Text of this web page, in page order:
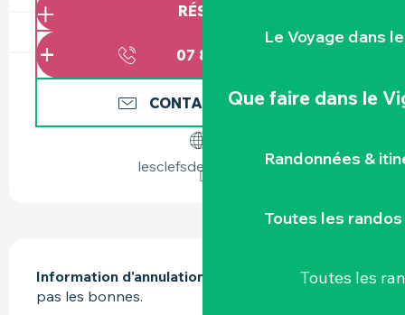
Le Voyage dans
Que faire dans le
Randonnées &
Toutes les randos
Toutes les
RÉSERVER
07 83 18 84
CONTACTEZ-NOUS
lesclefsdelaville.net
Information d'annulation
: Les horaires ne sont
pas les bonnes.